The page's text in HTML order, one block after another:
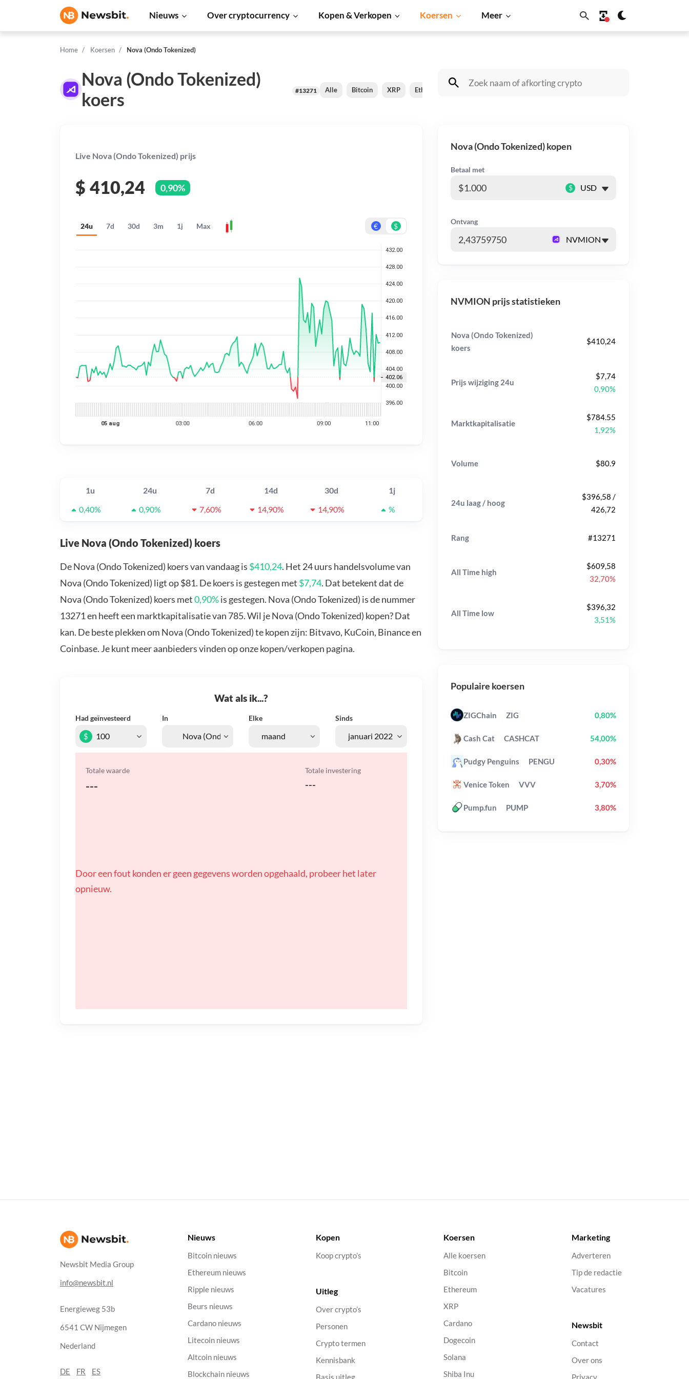
Nieuws Over cryptocurrency Kopen & Verkopen Koersen Meer
Home Koersen Nova (Ondo Tokenized)
Nova (Ondo Tokenized)
koers
#13271 Alle Bitcoin XRP Ethereum Cardano Dogecoin
Live Nova (Ondo Tokenized) prijs
$ 410,24 0,90%
24u 7d 30d 3m 1j Max € $
1u 24u 7d 14d 30d
1j
0,40%
0,90% 7,60% 14,90% 14,90% %
Live Nova (Ondo Tokenized) koers
De Nova (Ondo Tokenized) koers van vandaag is $410,24. Het 24 uurs handelsvolume van
Nova (Ondo Tokenized) ligt op $81. De koers is gestegen met $7,74. Dat betekent dat de
Nova (Ondo Tokenized) koers met0,90%is gestegen. Nova (Ondo Tokenized) is de nummer
13271 en heeft een marktkapitalisatie van 785. Wil je Nova (Ondo Tokenized) kopen? Dat
kan. De beste plekken om Nova (Ondo Tokenized) te kopen zijn: Bitvavo, KuCoin, Binance en
Coinbase. Je kunt meer aanbieders vinden op onze kopen/verkopen pagina.
Wat als ik...?
Had geïnvesteerd In Elke Sinds
$
Totale waarde
---
Totale investering
---
Door een fout konden er geen gegevens worden opgehaald, probeer het later
opnieuw.
Nova (Ondo Tokenized) kopen
Betaal met
$
Ontvang
NVMION prijs statistieken
Nova (Ondo Tokenized)
koers
$410,24
Prijs wijziging 24u
$7,74
0,90%
Marktkapitalisatie
$784.55
1,92%
Volume $80.9
24u laag / hoog
$396,58 /
426,72
Rang #13271
All Time high
$609,58
32,70%
All Time low
$396,32
3,51%
Populaire koersen
ZIGChain ZIG 0,80%
Cash Cat CASHCAT 54,00%
Pudgy Penguins PENGU 0,30%
Venice Token VVV 3,70%
Pump.fun PUMP 3,80%
Newsbit Media Group
info@newsbit.nl
Energieweg 53b
6541 CW Nijmegen
Nederland
DE FR ES
Nieuws
Bitcoin nieuws
Ethereum nieuws
Ripple nieuws
Beurs nieuws
Cardano nieuws
Litecoin nieuws
Altcoin nieuws
Blockchain nieuws
Kopen
Koop crypto’s
Uitleg
Over crypto’s
Personen
Crypto termen
Kennisbank
Basis uitleg
Koersen
Alle koersen
Bitcoin
Ethereum
XRP
Cardano
Dogecoin
Solana
Shiba Inu
Marketing
Adverteren
Tip de redactie
Vacatures
Newsbit
Contact
Over ons
Privacy